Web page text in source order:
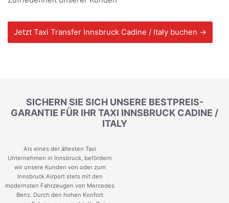
Jetzt Taxi Transfer Innsbruck Cadine / Italy buchen →
SICHERN SIE SICH UNSERE BESTPREIS-
GARANTIE FÜR IHR TAXI INNSBRUCK CADINE /
ITALY
Als eines der ältesten Taxi
Unternehmen in Innsbruck, befördern
wir unsere Kunden von oder zum
Innsbruck Airport stets mit den
modernsten Fahrzeugen von Mercedes
Benz. Durch den hohen Konfort